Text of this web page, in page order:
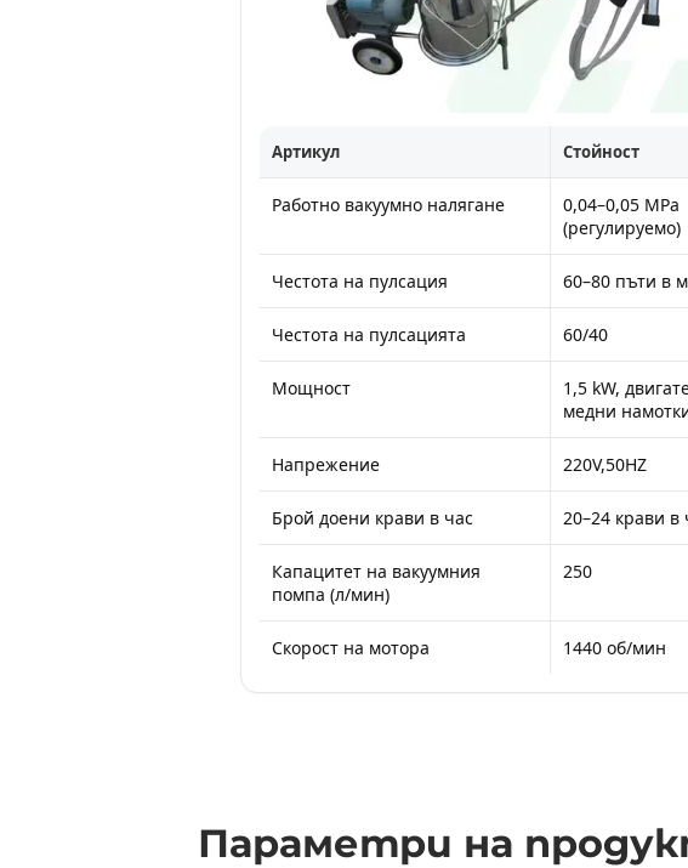
Артикул Стойност
Работно вакуумно налягане
0,04–0,05 MPa
(регулируемо)
Честота на пулсация 60–80 пъти в
Честота на пулсацията 60/40
Мощност
1,5 kW,
медни
Напрежение 220V,50HZ
Брой доени крави в час 20–24 крави в
Капацитет на вакуумния
помпа (л/мин)
250
Скорост на мотора 1440 об/мин
Параметри на